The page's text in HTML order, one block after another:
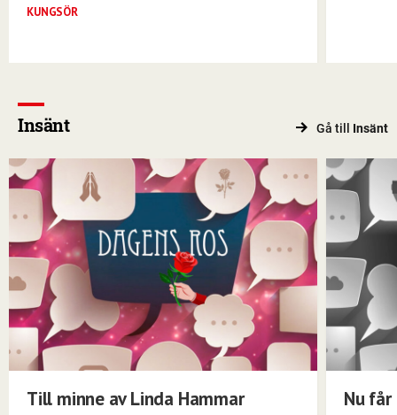
KUNGSÖR
Insänt Gå till Insänt
Till minne av Linda Hammar Nu